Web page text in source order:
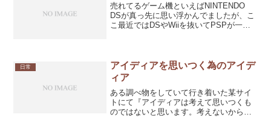
売れてるゲーム機といえばNINTENDO
DSが真っ先に思い浮かんでましたが、こ
こ最近ではDSやWiiを抜いてPSPが一番
全く触...
日常
アイディアを思いつく為のアイデ
ィア
ある調べ物をしていて行き着いた某サイ
トにて『アイディアは考えて思いつくも
のではないと思います。考えないからこ